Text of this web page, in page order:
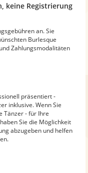
keine Registrierung
an. Sie
Burlesque
Zahlungsmodalitäten
präsentiert -
inklusive. Wenn Sie
Tänzer - für Ihre
Sie die Möglichkeit
abzugeben und helfen